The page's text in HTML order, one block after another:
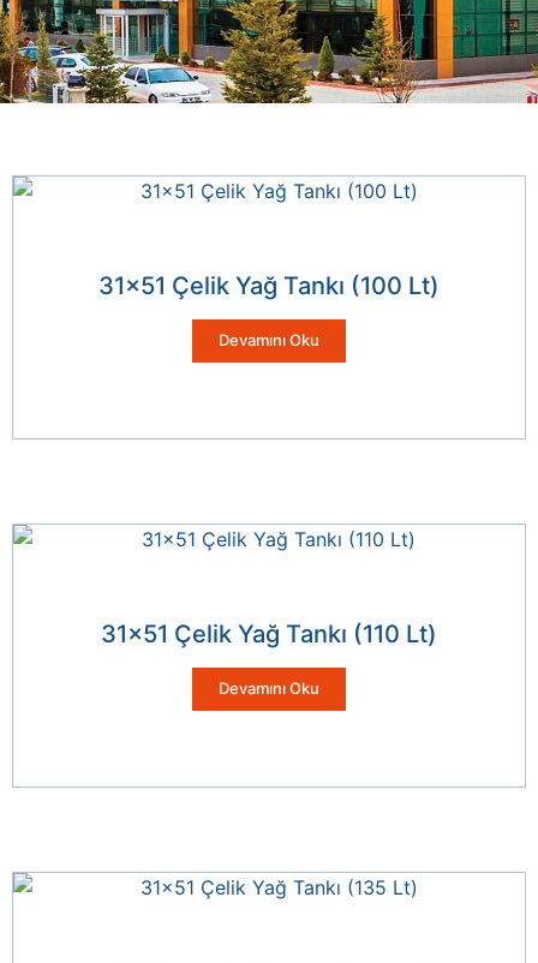
31×51 Çelik Yağ Tankı (100 Lt)
Devamını Oku
31×51 Çelik Yağ Tankı (110 Lt)
Devamını Oku